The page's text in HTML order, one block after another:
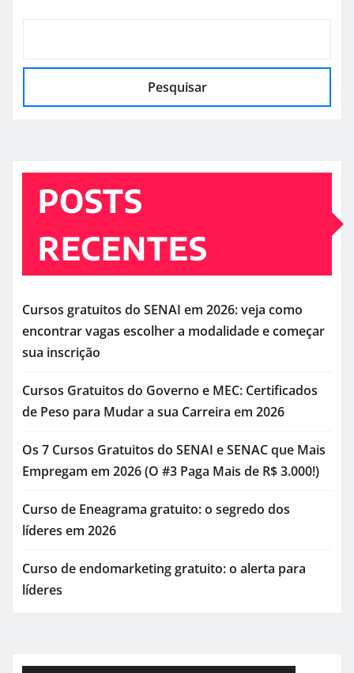
Pesquisar
POSTS
RECENTES
Cursos gratuitos do SENAI em 2026: veja como
encontrar vagas escolher a modalidade e começar
sua inscrição
Cursos Gratuitos do Governo e MEC: Certificados
de Peso para Mudar a sua Carreira em 2026
Os 7 Cursos Gratuitos do SENAI e SENAC que Mais
Empregam em 2026 (O #3 Paga Mais de R$ 3.000!)
Curso de Eneagrama gratuito: o segredo dos
líderes em 2026
Curso de endomarketing gratuito: o alerta para
líderes